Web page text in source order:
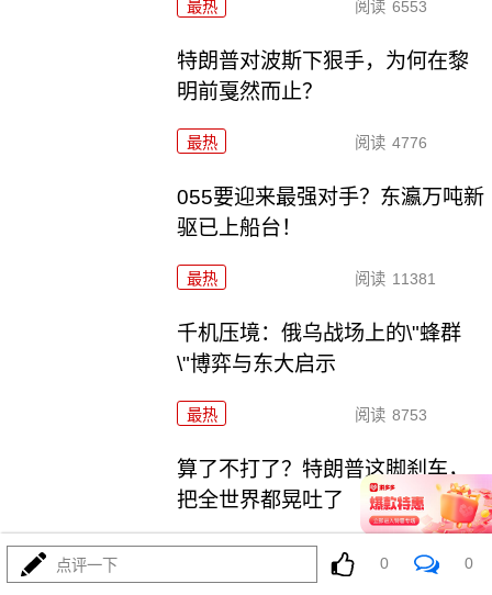
最热 阅读 6553
特朗普对波斯下狠手，为何在黎
明前戛然而止？
最热 阅读 4776
055要迎来最强对手？东瀛万吨新
驱已上船台！
最热 阅读 11381
千机压境：俄乌战场上的\"蜂群
\"博弈与东大启示
最热 阅读 8753
算了不打了？特朗普这脚刹车，
把全世界都晃吐了
最热 16063
点评一下 0 0